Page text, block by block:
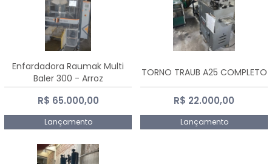
Enfardadora Raumak Multi
Baler 300 - Arroz
R$ 65.000,00
Lançamento
TORNO TRAUB A25 COMPLETO
R$ 22.000,00
Lançamento